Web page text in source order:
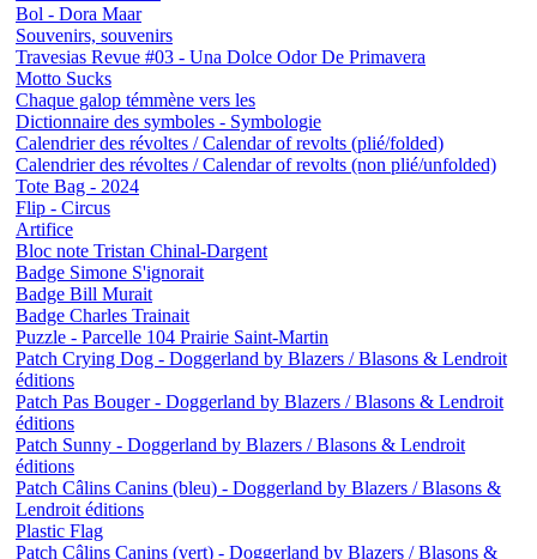
Bol - Dora Maar
Souvenirs, souvenirs
Travesias Revue #03 - Una Dolce Odor De Primavera
Motto Sucks
Chaque galop témmène vers les
Dictionnaire des symboles - Symbologie
Calendrier des révoltes / Calendar of revolts (plié/folded)
Calendrier des révoltes / Calendar of revolts (non plié/unfolded)
Tote Bag - 2024
Flip - Circus
Artifice
Bloc note Tristan Chinal-Dargent
Badge Simone S'ignorait
Badge Bill Murait
Badge Charles Trainait
Puzzle - Parcelle 104 Prairie Saint-Martin
Patch Crying Dog - Doggerland by Blazers / Blasons & Lendroit
éditions
Patch Pas Bouger - Doggerland by Blazers / Blasons & Lendroit
éditions
Patch Sunny - Doggerland by Blazers / Blasons & Lendroit
éditions
Patch Câlins Canins (bleu) - Doggerland by Blazers / Blasons &
Lendroit éditions
Plastic Flag
Patch Câlins Canins (vert) - Doggerland by Blazers / Blasons &